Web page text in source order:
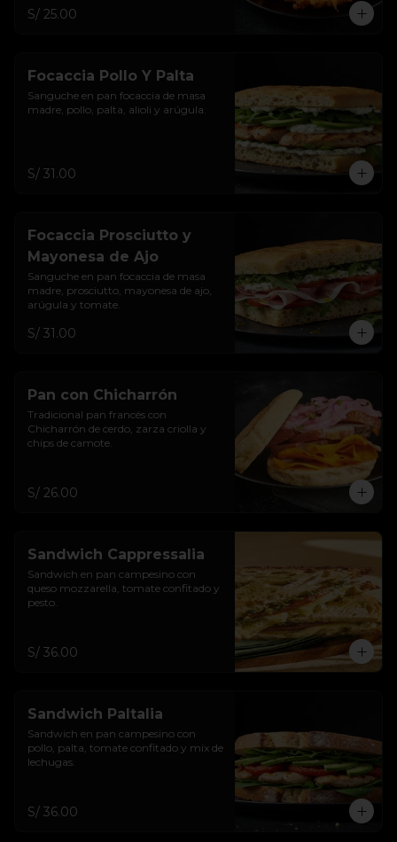
S/ 25.00
Focaccia Pollo Y Palta
Sanguche en pan focaccia de masa
madre, pollo, palta, alioli y arúgula.
S/ 31.00
Focaccia Prosciutto y
Mayonesa de Ajo
Sanguche en pan focaccia de masa
madre, prosciutto, mayonesa de ajo,
arúgula y tomate.
S/ 31.00
Pan con Chicharrón
Tradicional pan francés con
Chicharrón de cerdo, zarza criolla y
chips de camote.
S/ 26.00
Sandwich Cappressalia
Sandwich en pan campesino con
queso mozzarella, tomate confitado y
pesto.
S/ 36.00
Sandwich Paltalia
Sandwich en pan campesino con
pollo, palta, tomate confitado y mix de
lechugas.
S/ 36.00